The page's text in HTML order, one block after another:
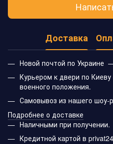
Доставка
Новой почтой по Украине
Курьером к двери по
военного положения.
Самовывоз из нашего шоу-
Подробнее о доставке
Наличными при получении.
Кредитной картой в